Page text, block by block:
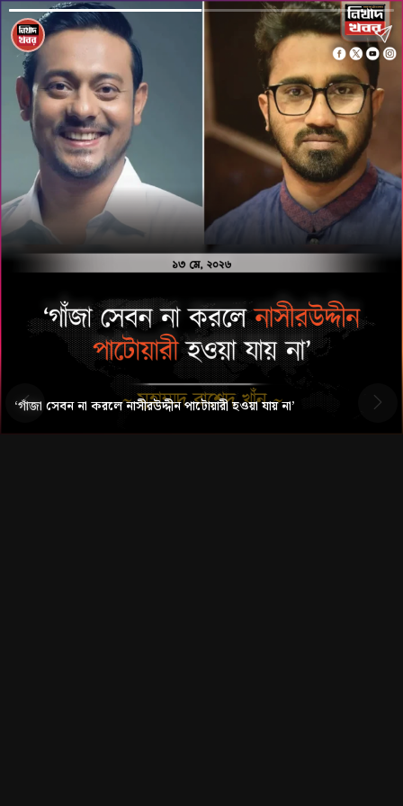
‘গাঁজা সেবন না করলে নাসীরউদ্দীন পাটোয়ারী হওয়া যায় না’